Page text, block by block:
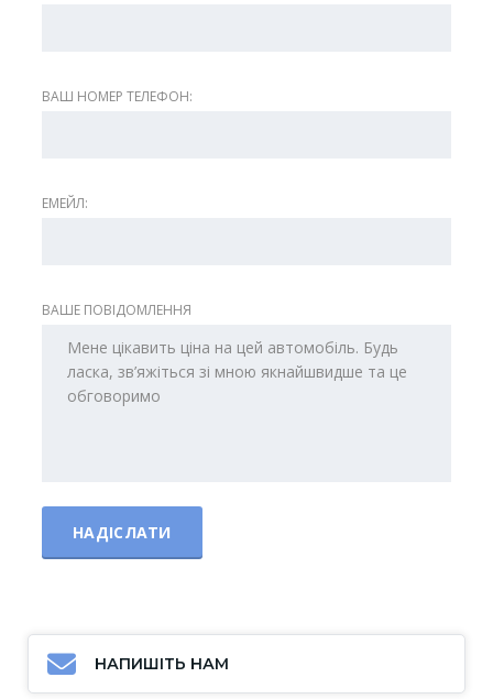
ВАШ НОМЕР ТЕЛЕФОН:
ЕМЕЙЛ:
ВАШЕ ПОВІДОМЛЕННЯ
НАПИШІТЬ НАМ